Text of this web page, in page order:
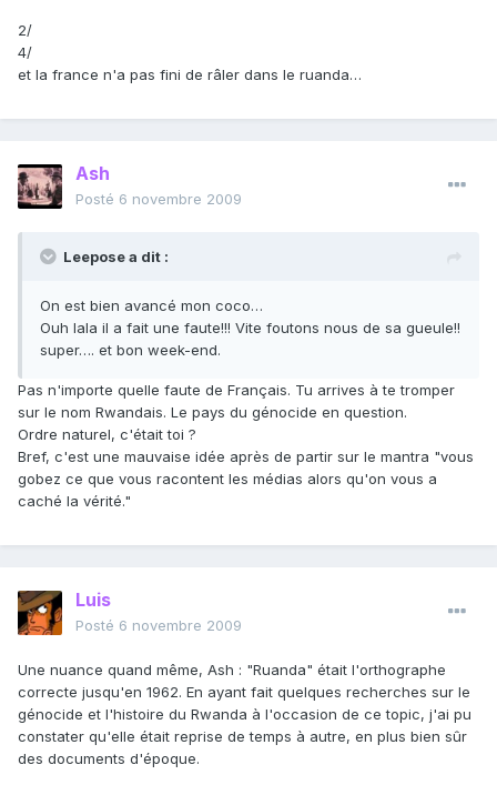
2/
4/
et la france n'a pas fini de râler dans le ruanda…
Ash
Posté 6 novembre 2009
Leepose a dit :
On est bien avancé mon coco…
Ouh lala il a fait une faute!!! Vite foutons nous de sa gueule!!
super…. et bon week-end.
Pas n'importe quelle faute de Français. Tu arrives à te tromper
sur le nom Rwandais. Le pays du génocide en question.
Ordre naturel, c'était toi ?
Bref, c'est une mauvaise idée après de partir sur le mantra "vous
gobez ce que vous racontent les médias alors qu'on vous a
caché la vérité."
Luis
Posté 6 novembre 2009
Une nuance quand même, Ash : "Ruanda" était l'orthographe
correcte jusqu'en 1962. En ayant fait quelques recherches sur le
génocide et l'histoire du Rwanda à l'occasion de ce topic, j'ai pu
constater qu'elle était reprise de temps à autre, en plus bien sûr
des documents d'époque.